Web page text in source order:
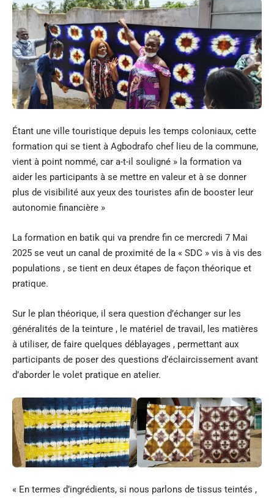
Étant une ville touristique depuis les temps coloniaux, cette
formation qui se tient à Agbodrafo chef lieu de la commune,
vient à point nommé, car a-t-il souligné » la formation va
aider les participants à se mettre en valeur et à se donner
plus de visibilité aux yeux des touristes afin de booster leur
autonomie financière »
La formation en batik qui va prendre fin ce mercredi 7 Mai
2025 se veut un canal de proximité de la « SDC » vis à vis des
populations , se tient en deux étapes de façon théorique et
pratique.
Sur le plan théorique, il sera question d’échanger sur les
généralités de la teinture , le matériel de travail, les matières
à utiliser, de faire quelques déblayages , permettant aux
participants de poser des questions d’éclaircissement avant
d’aborder le volet pratique en atelier.
« En termes d’ingrédients, si nous parlons de tissus teintés ,